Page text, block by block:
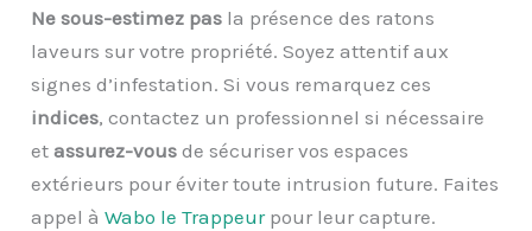
Ne sous-estimez pas la présence des ratons
laveurs sur votre propriété. Soyez attentif aux
signes d’infestation. Si vous remarquez ces
indices, contactez un professionnel si nécessaire
etassurez-vous de sécuriser vos espaces
extérieurs pour éviter toute intrusion future. Faites
appel àWabo le Trappeurpour leur capture.